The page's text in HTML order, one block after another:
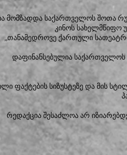
მომზადდა საქართველოს შოთა
კინოს სახელმწიფო
„თანამედროვე ქართული
დაფინანსებულია
ფაქტების სიზუსტეზე და მის
რედაქცია შესაძლოა არ